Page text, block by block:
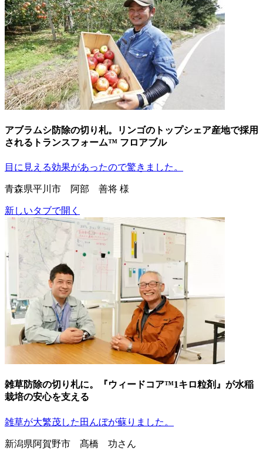
アブラムシ防除の切り札。リンゴのトップシェア産地で採用
されるトランスフォーム™ フロアブル
目に見える効果があったので驚きました。
青森県平川市 阿部 善将 様
新しいタブで開く
雑草防除の切り札に。『ウィードコア™1キロ粒剤』が水稲
栽培の安心を支える
雑草が大繁茂した田んぼが蘇りました。
新潟県阿賀野市 髙橋 功さん